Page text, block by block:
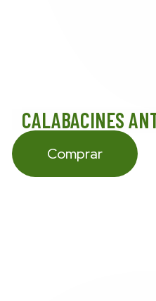
CALABACINES
Comprar